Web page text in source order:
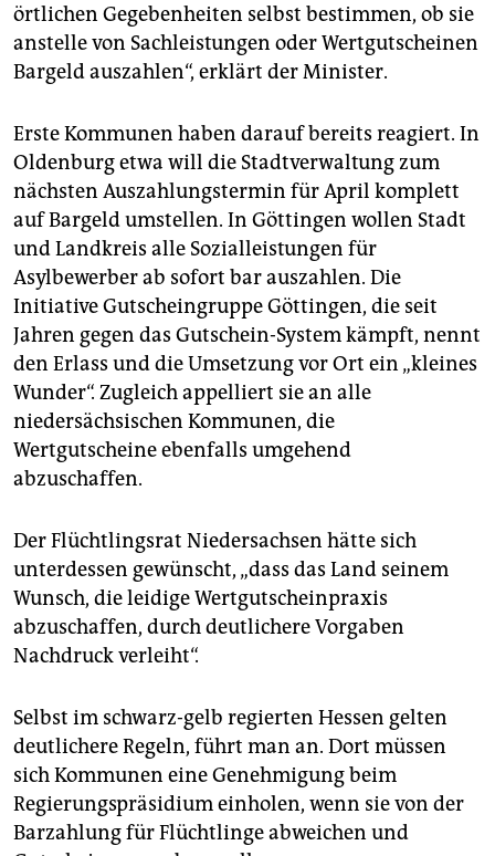
örtlichen Gegebenheiten selbst bestimmen, ob sie
anstelle von Sachleistungen oder Wertgutscheinen
Bargeld auszahlen“, erklärt der Minister.
Erste Kommunen haben darauf bereits reagiert. In
Oldenburg etwa will die Stadtverwaltung zum
nächsten Auszahlungstermin für April komplett
auf Bargeld umstellen. In Göttingen wollen Stadt
und Landkreis alle Sozialleistungen für
Asylbewerber ab sofort bar auszahlen. Die
Initiative Gutscheingruppe Göttingen, die seit
Jahren gegen das Gutschein-System kämpft, nennt
den Erlass und die Umsetzung vor Ort ein „kleines
Wunder“. Zugleich appelliert sie an alle
niedersächsischen Kommunen, die
Wertgutscheine ebenfalls umgehend
abzuschaffen.
Der Flüchtlingsrat Niedersachsen hätte sich
unterdessen gewünscht, „dass das Land seinem
Wunsch, die leidige Wertgutscheinpraxis
abzuschaffen, durch deutlichere Vorgaben
Nachdruck verleiht“.
Selbst im schwarz-gelb regierten Hessen gelten
deutlichere Regeln, führt man an. Dort müssen
sich Kommunen eine Genehmigung beim
Regierungspräsidium einholen, wenn sie von der
Barzahlung für Flüchtlinge abweichen und